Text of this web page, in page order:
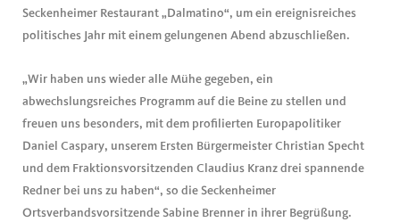
Seckenheimer Restaurant „Dalmatino“, um ein ereignisreiches
politisches Jahr mit einem gelungenen Abend abzuschließen.
„Wir haben uns wieder alle Mühe gegeben, ein
abwechslungsreiches Programm auf die Beine zu stellen und
freuen uns besonders, mit dem profilierten Europapolitiker
Daniel Caspary, unserem Ersten Bürgermeister Christian Specht
und dem Fraktionsvorsitzenden Claudius Kranz drei spannende
Redner bei uns zu haben“, so die Seckenheimer
Ortsverbandsvorsitzende Sabine Brenner in ihrer Begrüßung.